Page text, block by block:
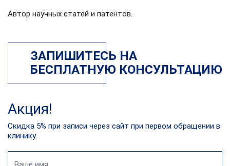
Автор научных статей и патентов.
ЗАПИШИТЕСЬ НА
БЕСПЛАТНУЮ КОНСУЛЬТАЦИЮ
Акция!
Скидка 5% при записи через сайт при первом обращении в
клинику.